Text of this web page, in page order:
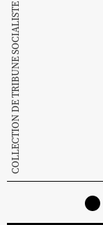
COLLECTION DE TRIBUNE SOCIALISTE